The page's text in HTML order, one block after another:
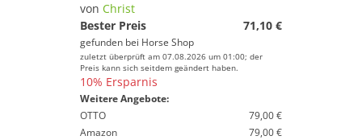
von Christ
Bester Preis
71,10 €
gefunden bei Horse Shop
zuletzt überprüft am 07.08.2026 um 01:00; der
Preis kann sich seitdem geändert haben.
10% Ersparnis
Weitere Angebote:
OTTO
79,00 €
Amazon
79,00 €